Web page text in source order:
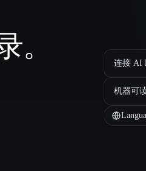
。 连接 AI
机器可